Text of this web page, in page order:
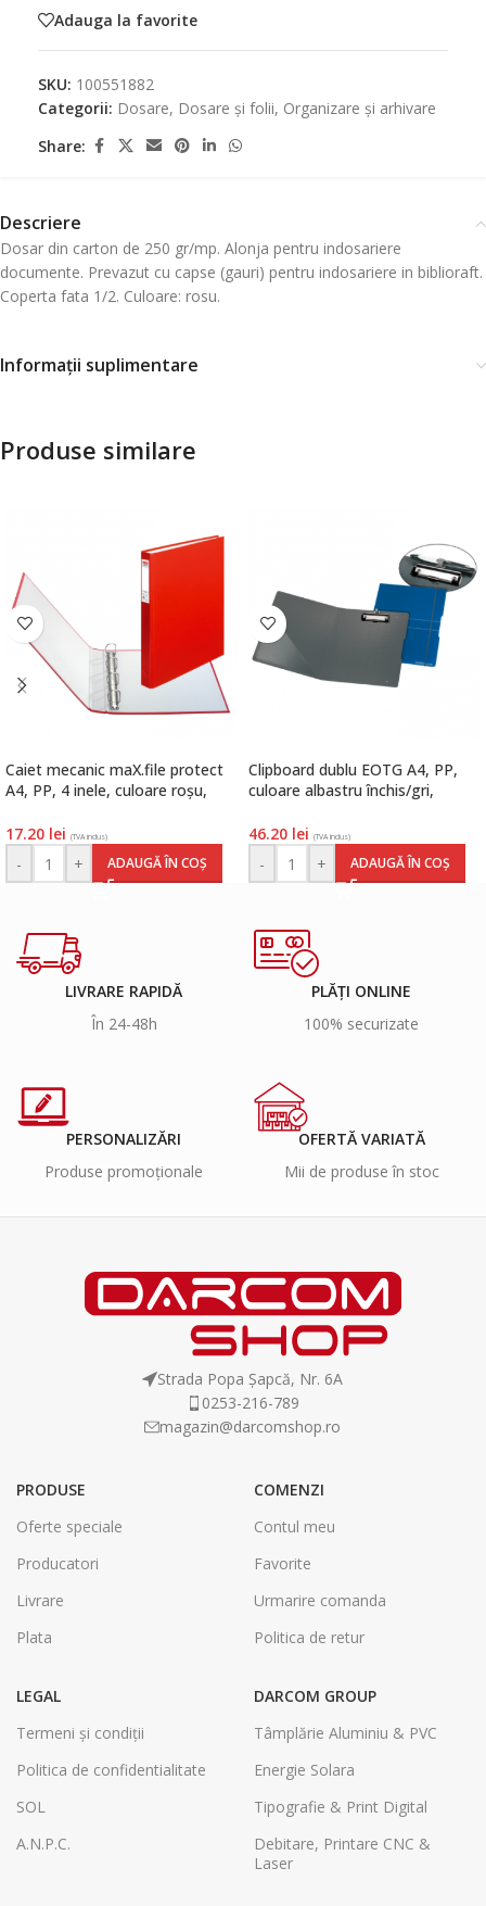
Adauga la favorite
SKU: 100551882
Categorii: Dosare, Dosare și folii, Organizare și arhivare
Share:
Descriere
Dosar din carton de 250 gr/mp. Alonja pentru indosariere
documente. Prevazut cu capse (gauri) pentru indosariere in biblioraft.
Coperta fata 1/2. Culoare: rosu.
Informații suplimentare
Produse similare
Caiet mecanic maX.file protect
A4, PP, 4 inele, culoare roșu,
17.20 lei (TVA inclus)
- + ADAUGĂ ÎN COȘ
Clipboard dublu EOTG A4, PP,
culoare albastru închis/gri,
46.20 lei (TVA inclus)
- + ADAUGĂ ÎN COȘ
LIVRARE RAPIDĂ
În 24-48h
PLĂȚI ONLINE
100% securizate
PERSONALIZĂRI
Produse promoționale
OFERTĂ VARIATĂ
Mii de produse în stoc
Strada Popa Șapcă, Nr. 6A
0253-216-789
magazin@darcomshop.ro
PRODUSE
Oferte speciale
Producatori
Livrare
Plata
COMENZI
Contul meu
Favorite
Urmarire comanda
Politica de retur
LEGAL
Termeni și condiții
Politica de confidentialitate
SOL
A.N.P.C.
DARCOM GROUP
Tâmplărie Aluminiu & PVC
Energie Solara
Tipografie & Print Digital
Debitare, Printare CNC &
Laser